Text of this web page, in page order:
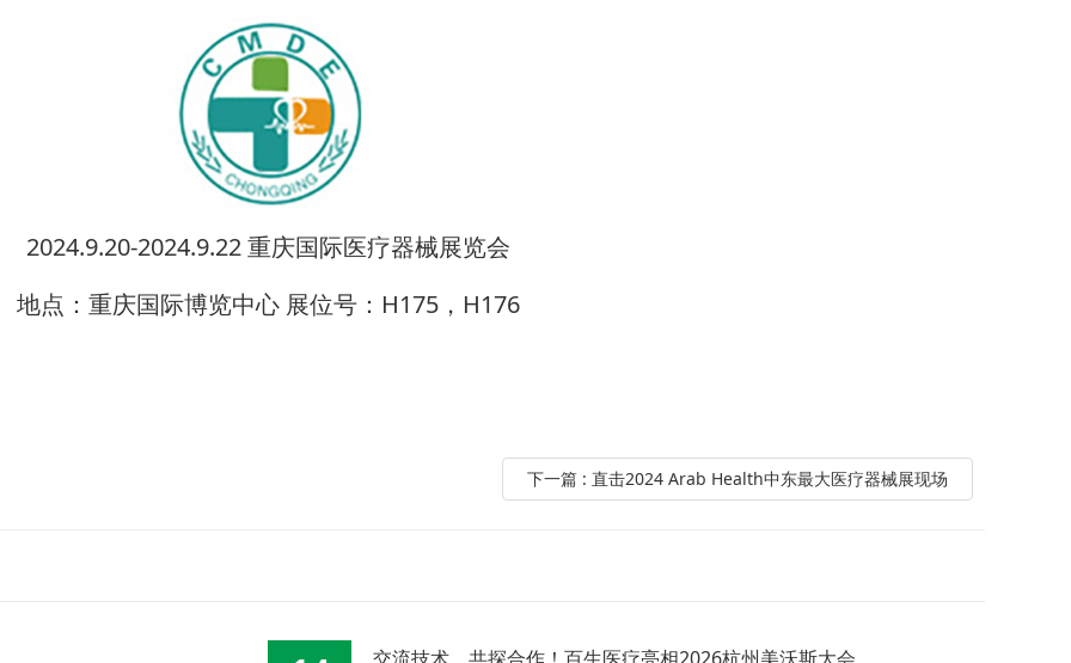
2024.9.20-2024.9.22 重庆国际医疗器械展览会
地点：重庆国际博览中心 展位号：H175，H176
下一篇 : 直击2024 Arab Health中东最大医疗器械展现场